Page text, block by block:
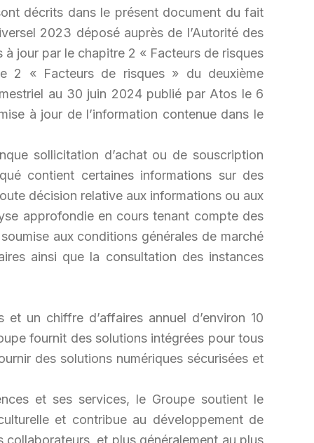
décrits dans le présent document du fait
2023 déposé auprès de l’Autorité des
jour par le chapitre 2 « Facteurs de risques
2 « Facteurs de risques » du deuxième
au 30 juin 2024 publié par Atos le 6
à jour de l’information contenue dans le
sollicitation d’achat ou de souscription
contient certaines informations sur des
décision relative aux informations ou aux
approfondie en cours tenant compte des
aux conditions générales de marché
ainsi que la consultation des instances
un chiffre d’affaires annuel d’environ 10
fournit des solutions intégrées pour tous
des solutions numériques sécurisées et
et ses services, le Groupe soutient le
et contribue au développement de
et plus généralement au plus